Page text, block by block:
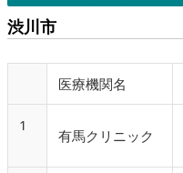
渋川市
医療機関名
1
有馬クリニック